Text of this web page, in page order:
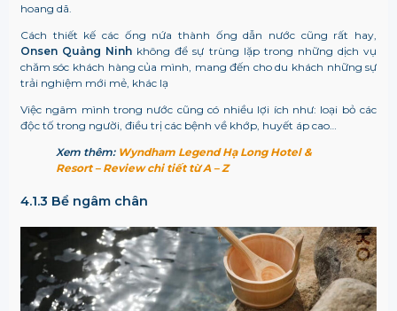
hoang dã.
Cách thiết kế các ống nứa thành ống dẫn nước cũng rất hay,
Onsen Quảng Ninh không để sự trùng lặp trong những dịch vụ
chăm sóc khách hàng của mình, mang đến cho du khách những sự
trải nghiệm mới mẻ, khác lạ
Việc ngâm mình trong nước cũng có nhiều lợi ích như: loại bỏ các
độc tố trong người, điều trị các bệnh về khớp, huyết áp cao…
Xem thêm: Wyndham Legend Hạ Long Hotel &
Resort – Review chi tiết từ A – Z
4.1.3 Bể ngâm chân